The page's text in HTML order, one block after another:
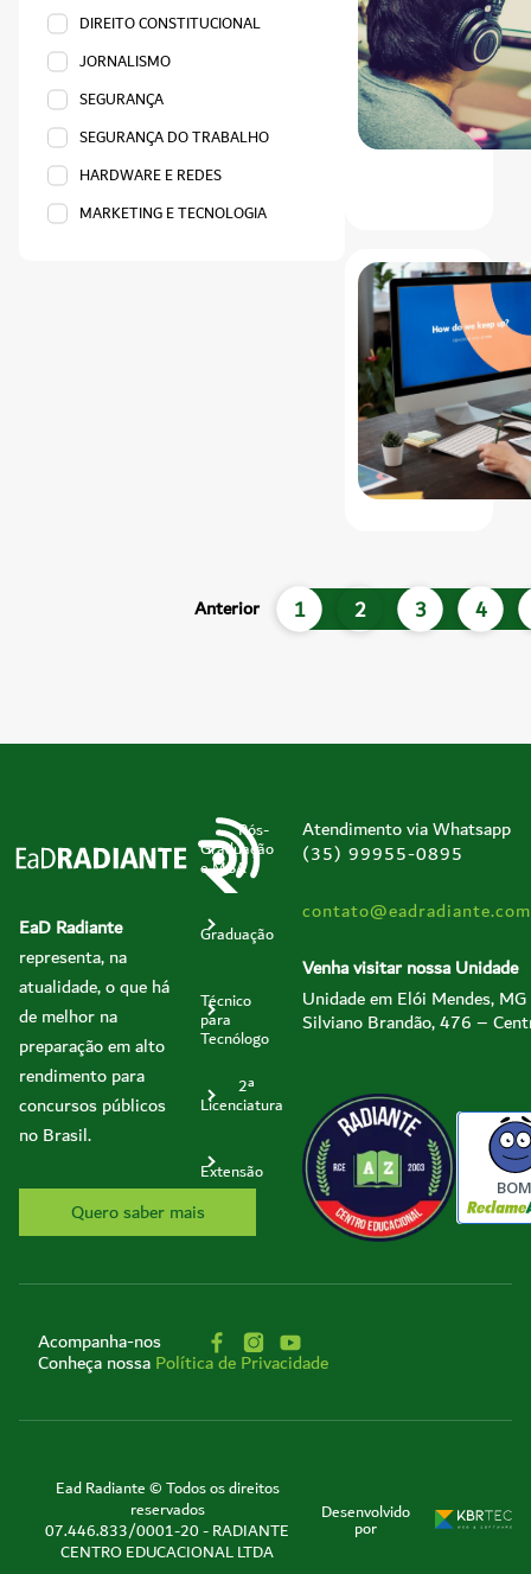
DIREITO CONSTITUCIONAL
JORNALISMO
SEGURANÇA
SEGURANÇA DO TRABALHO
HARDWARE E REDES
MARKETING E TECNOLOGIA
Anterior 1 2 3 4
EaD Radiante
representa, na
atualidade, o que há
de melhor na
preparação em alto
rendimento para
concursos públicos
no Brasil.
Quero saber mais
Pós-
Graduação
e MBA
Graduação
Técnico
para
Tecnólogo
2ª
Licenciatura
Extensão
Atendimento via Whatsapp
(35) 99955-0895
Venha visitar nossa Unidade
Unidade em Elói Mendes, MG
Silviano Brandão, 476 –
Acompanha-nos
Conheça nossaPolítica de Privacidade
Ead Radiante © Todos os direitos
reservados
07.446.833/0001-20 - RADIANTE
CENTRO EDUCACIONAL LTDA
Desenvolvido
por